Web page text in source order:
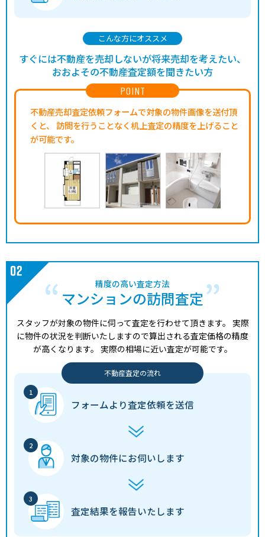
POINT
不動産売却査定依頼フォームで対象の物件画像を送付頂
くと、
訪問を行うことなく机上査定の精度を上げること
が可能です。
こんな方にオススメ
すぐには不動産を売却しないが将来売却を考えたい、
おおよその不動産査定額を聞きたい方
精度の高い査定方法
マンションの訪問査定
スタッフが対象の物件に伺って査定を行わせて頂きます。 実際
に物件の状況を判断いたしますので算出される査定価格の精度
が高くなります。 実際の相場に近い査定が可能です。
不動産査定の流れ
フォームより査定依頼を送信
対象の物件にお伺いします
査定結果を報告いたします